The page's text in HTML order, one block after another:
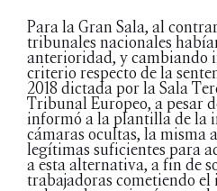
Para la Gran Sala, al
tribunales nacionales
anterioridad, y cambiando
criterio respecto de la
2018 dictada por la Sala
Tribunal Europeo, a pesar
informó a la plantilla de la
cámaras ocultas, la misma
legítimas suficientes para
a esta alternativa, a fin de
trabajadoras cometiendo